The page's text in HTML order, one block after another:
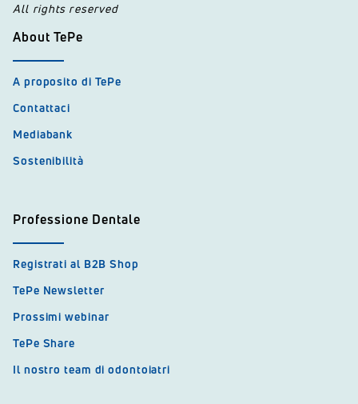
All rights reserved
About TePe
A proposito di TePe
Contattaci
Mediabank
Sostenibilità
Professione Dentale
Registrati al B2B Shop
TePe Newsletter
Prossimi webinar
TePe Share
Il nostro team di odontoiatri